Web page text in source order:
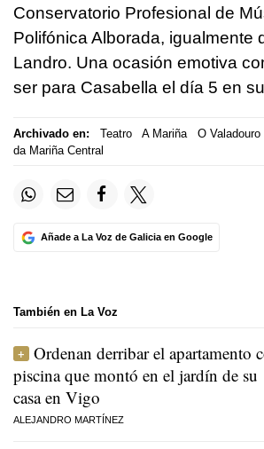
Conservatorio Profesional de
Polifónica Alborada, igualmente
Landro. Una ocasión emotiva
ser para Casabella el día 5 en
Archivado en: Teatro A Mariña O Valadouro
da Mariña Central
Añade a La Voz de Galicia en Google
También en La Voz
Ordenan derribar el apartamento
piscina que montó en el jardín de su
casa en Vigo
ALEJANDRO MARTÍNEZ